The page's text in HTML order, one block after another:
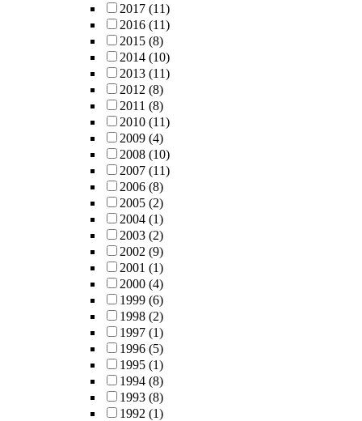
2017 (11)
2016 (11)
2015 (8)
2014 (10)
2013 (11)
2012 (8)
2011 (8)
2010 (11)
2009 (4)
2008 (10)
2007 (11)
2006 (8)
2005 (2)
2004 (1)
2003 (2)
2002 (9)
2001 (1)
2000 (4)
1999 (6)
1998 (2)
1997 (1)
1996 (5)
1995 (1)
1994 (8)
1993 (8)
1992 (1)